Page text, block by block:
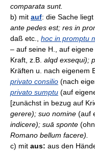
comparata sunt.
b) mit auf: die Sache liegt
ante pedes est; res in
daß etc., hoc in promptu
– auf seine H., auf eigene
Kraft, z.B. alqd exsequi);
Kräften u. nach eigenem
privato consilio (nach
privato sumptu (auf
[zunächst in bezug auf
gerere); suo nomine (auf
indicere); suā sponte
Romano bellum facere).
c) mit aus: aus den